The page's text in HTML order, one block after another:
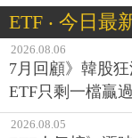
ETF ‧ 今日最
2026.08.06
7月回顧》韓股
ETF只剩一檔贏
2026.08.05